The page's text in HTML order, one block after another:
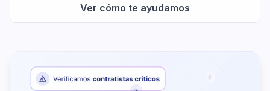
Ver cómo te ayudamos